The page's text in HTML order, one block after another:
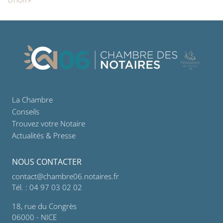
La Chambre
Conseils
Trouvez votre Notaire
Actualités & Presse
NOUS CONTACTER
contact@chambre06.notaires.fr
Tél. : 04 97 03 02 02
18, rue du Congrès
06000 - NICE